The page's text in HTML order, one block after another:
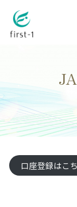
口座登録はこ